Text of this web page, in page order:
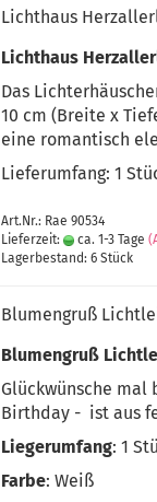
Lichthaus
Lichthaus
Das
10 cm (Breite x
eine romantisch
Lieferumfang: 1
Art.Nr.: Rae 90534
Lieferzeit:
ca. 1-3 Tage
Lagerbestand: 6 Stück
Blumengruß
Blumengruß
Glückwünsche
Birthday - ist aus
Liegerumfang: 1
Farbe: Weiß